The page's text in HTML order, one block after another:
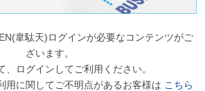
韋駄天)ログインが必要なコンテンツがご
ざいます。
、ログインしてご利用ください。
用に関してご不明点があるお客様は こちら